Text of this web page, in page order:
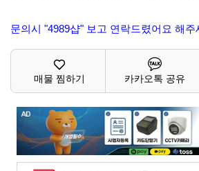
문의시 "4989샵" 보고 연락드렸어요 해주
매물 찜하기 카카오톡 공유